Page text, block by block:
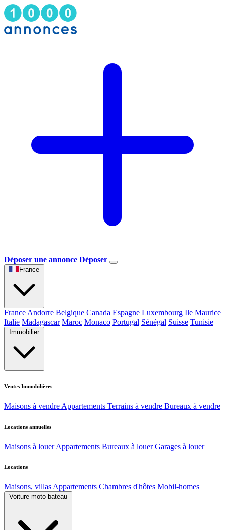
Déposer une annonce Déposer
France
France Andorre Belgique Canada Espagne Luxembourg Ile Maurice
Italie Madagascar Maroc Monaco Portugal Sénégal Suisse Tunisie
Immobilier
Ventes Immobilières
Maisons à vendre Appartements Terrains à vendre Bureaux à vendre
Locations annuelles
Maisons à louer Appartements Bureaux à louer Garages à louer
Locations
Maisons, villas Appartements Chambres d'hôtes Mobil-homes
Voiture moto bateau